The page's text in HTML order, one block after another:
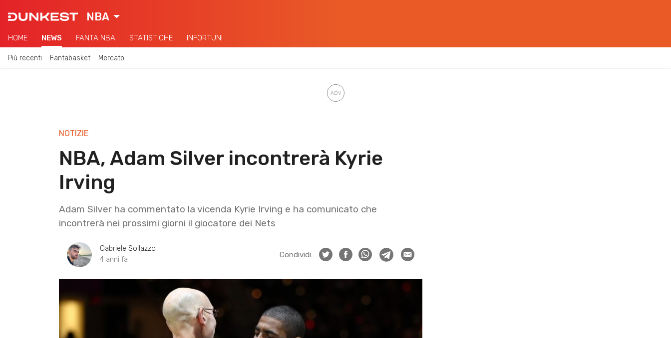
NBA
HOME NEWS FANTA NBA STATISTICHE INFORTUNI
Più recenti Fantabasket Mercato
NOTIZIE
NBA, Adam Silver incontrerà Kyrie
Irving
Adam Silver ha commentato la vicenda Kyrie Irving e ha comunicato che
incontrerà nei prossimi giorni il giocatore dei Nets
Gabriele Sollazzo
4 anni fa
Condividi: